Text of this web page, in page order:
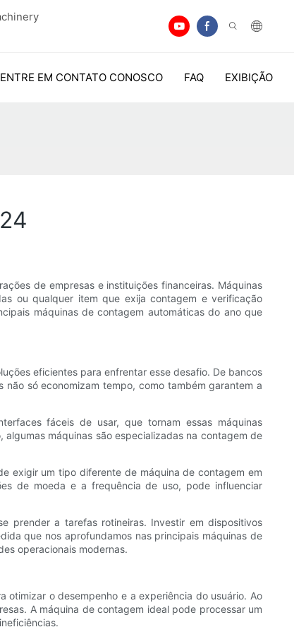
ENTRE EM CONTATO CONOSCO FAQ EXIBIÇÃO
de empresas e instituições financeiras. Máquinas
ou qualquer item que exija contagem e verificação
máquinas de contagem automáticas do ano que
eficientes para enfrentar esse desafio. De bancos
só economizam tempo, como também garantem a
fáceis de usar, que tornam essas máquinas
máquinas são especializadas na contagem de
exigir um tipo diferente de máquina de contagem em
de moeda e a frequência de uso, pode influenciar
prender a tarefas rotineiras. Investir em dispositivos
que nos aprofundamos nas principais máquinas de
operacionais modernas.
otimizar o desempenho e a experiência do usuário. Ao
A máquina de contagem ideal pode processar um